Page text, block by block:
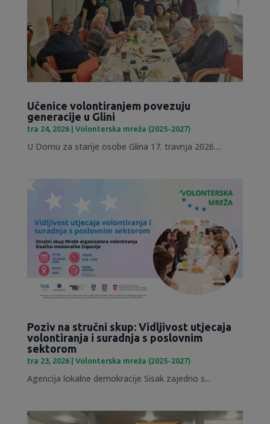
Učenice volontiranjem povezuju
generacije u Glini
tra 24, 2026| Volonterska mreža (2025-2027)
U Domu za starije osobe Glina 17. travnja 2026....
Poziv na stručni skup: Vidljivost utjecaja
volontiranja i suradnja s poslovnim
sektorom
tra 23, 2026| Volonterska mreža (2025-2027)
Agencija lokalne demokracije Sisak zajedno s...